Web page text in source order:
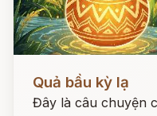
Quả bầu kỳ lạ
Đây là câu chuyện